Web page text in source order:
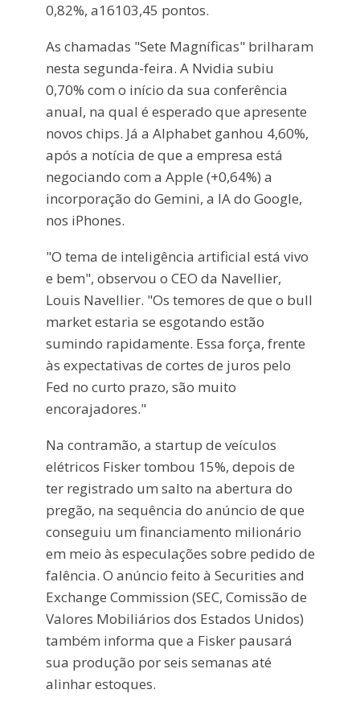
0,82%, a16103,45 pontos.
As chamadas "Sete Magníficas" brilharam
nesta segunda-feira. A Nvidia subiu
0,70% com o início da sua conferência
anual, na qual é esperado que apresente
novos chips. Já a Alphabet ganhou 4,60%,
após a notícia de que a empresa está
negociando com a Apple (+0,64%) a
incorporação do Gemini, a IA do Google,
nos iPhones.
"O tema de inteligência artificial está vivo
e bem", observou o CEO da Navellier,
Louis Navellier. "Os temores de que o bull
market estaria se esgotando estão
sumindo rapidamente. Essa força, frente
às expectativas de cortes de juros pelo
Fed no curto prazo, são muito
encorajadores."
Na contramão, a startup de veículos
elétricos Fisker tombou 15%, depois de
ter registrado um salto na abertura do
pregão, na sequência do anúncio de que
conseguiu um financiamento milionário
em meio às especulações sobre pedido de
falência. O anúncio feito à Securities and
Exchange Commission (SEC, Comissão de
Valores Mobiliários dos Estados Unidos)
também informa que a Fisker pausará
sua produção por seis semanas até
alinhar estoques.